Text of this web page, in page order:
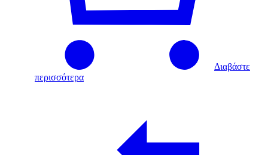
Διαβάστε
περισσότερα